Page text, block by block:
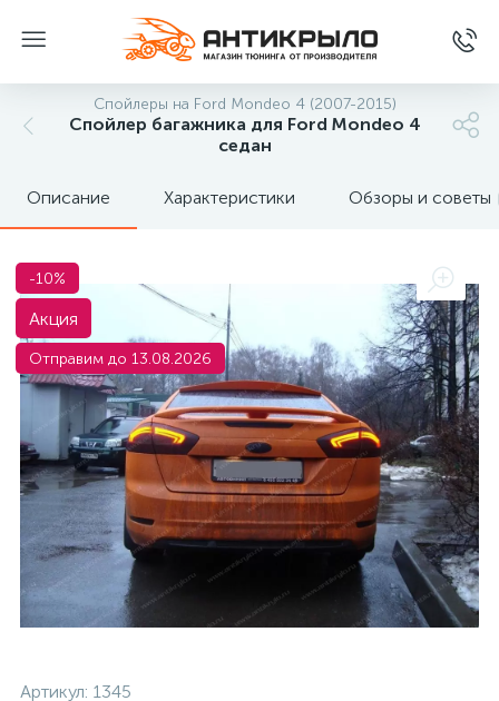
Спойлеры на Ford Mondeo 4 (2007-2015)
Спойлер багажника для Ford Mondeo 4
седан
Описание Характеристики Обзоры и советы
-10%
Акция
Отправим до 13.08.2026
Артикул: 1345